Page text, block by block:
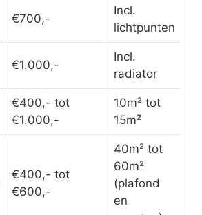
€700,-
Incl.
lichtpunten
€1.000,-
Incl.
radiator
€400,- tot
€1.000,-
10m² tot
15m²
€400,- tot
€600,-
40m² tot
60m²
(plafond
en